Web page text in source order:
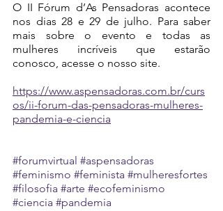
O II Fórum d’As Pensadoras acontece
nos dias 28 e 29 de julho. Para saber
mais sobre o evento e todas as
mulheres incríveis que estarão
conosco, acesse o nosso site.
https://www.aspensadoras.com.br/curs
os/ii-forum-das-pensadoras-mulheres-
pandemia-e-ciencia
#forumvirtual #aspensadoras
#feminismo #feminista #mulheresfortes
#filosofia #arte #ecofeminismo
#ciencia #pandemia